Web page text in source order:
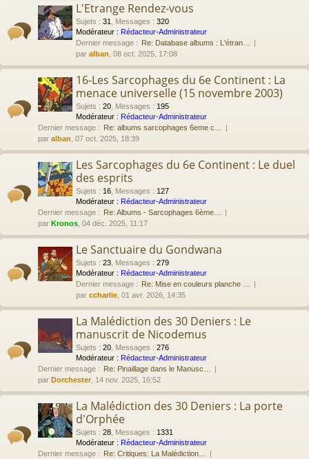
L'Etrange Rendez-vous
Sujets : 31 Messages : 320
Modérateur : Rédacteur-Administrateur
Dernier message : Re: Database albums : L'étran…
par alban , 08 oct. 2025, 17:08
16-Les Sarcophages du 6e Continent : La
menace universelle (15 novembre 2003)
Sujets : 20 Messages : 195
Modérateur : Rédacteur-Administrateur
Dernier message : Re: albums sarcophages 6eme c…
par alban , 07 oct. 2025, 18:39
Les Sarcophages du 6e Continent : Le duel
des esprits
Sujets : 16 Messages : 127
Modérateur : Rédacteur-Administrateur
Dernier message : Re: Albums - Sarcophages 6ème…
par Kronos , 04 déc. 2025, 11:17
Le Sanctuaire du Gondwana
Sujets : 23 Messages : 279
Modérateur : Rédacteur-Administrateur
Dernier message : Re: Mise en couleurs planche …
par ccharlie , 01 avr. 2026, 14:35
La Malédiction des 30 Deniers : Le
manuscrit de Nicodemus
Sujets : 20 Messages : 276
Modérateur : Rédacteur-Administrateur
Dernier message : Re: Pinaillage dans le Manusc…
par Dorchester , 14 nov. 2025, 16:52
La Malédiction des 30 Deniers : La porte
d'Orphée
Sujets : 28 Messages : 1331
Modérateur : Rédacteur-Administrateur
Dernier message : Re: Critiques: La Malédiction…